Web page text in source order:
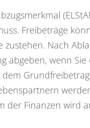
Freibeträge
Nach
abgeben, wenn
der Finanzen wird